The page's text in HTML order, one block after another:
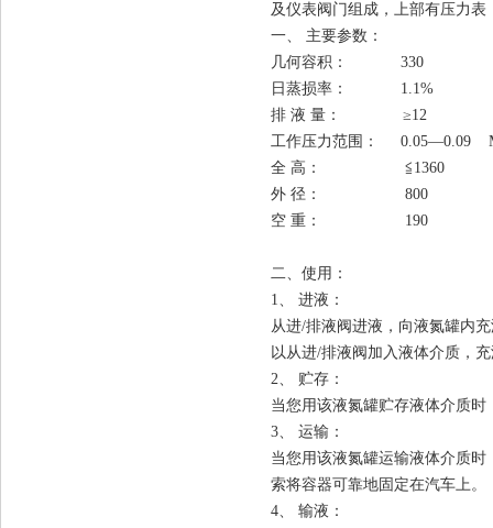
及仪表阀门组成，上部有压力
一、 主要参数：
几何容积：
日蒸损率： 1.1%
排 液 量： ≥12
工作压力范围： 0.05—0.09
全 高： ≦1360
外 径： 800
空 重： 190
二、 使用：
1、 进液：
从进/排液阀进液，向液氮罐内
以从进/排液阀加入液体介质
2、 贮存：
当您用该液氮罐贮存液体介质
3、 运输：
当您用该液氮罐运输液体介质
索将容器可靠地固定在汽车
4、 输液：